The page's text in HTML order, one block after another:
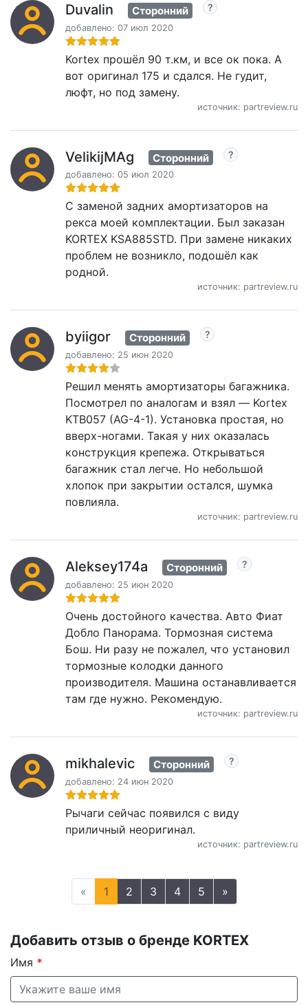
Duvalin Сторонний
добавлено: 07 июл 2020
Kortex прошёл 90 т.км, и все ок пока. А
вот оригинал 175 и сдался. Не гудит,
люфт, но под замену.
источник: partreview.ru
VelikijMAg Сторонний
добавлено: 05 июл 2020
С заменой задних амортизаторов на
рекса моей комплектации. Был заказан
KORTEX KSA885STD. При замене никаких
проблем не возникло, подошёл как
родной.
источник: partreview.ru
byiigor Сторонний
добавлено: 25 июн 2020
Решил менять амортизаторы багажника.
Посмотрел по аналогам и взял — Kortex
KTB057 (AG-4-1). Установка простая, но
вверх-ногами. Такая у них оказалась
конструкция крепежа. Открываться
багажник стал легче. Но небольшой
хлопок при закрытии остался, шумка
повлияла.
источник: partreview.ru
Aleksey174a Сторонний
добавлено: 25 июн 2020
Очень достойного качества. Авто Фиат
Добло Панорама. Тормозная система
Бош. Ни разу не пожалел, что установил
тормозные колодки данного
производителя. Машина останавливается
там где нужно. Рекомендую.
источник: partreview.ru
mikhalevic Сторонний
добавлено: 24 июн 2020
Рычаги сейчас появился с виду
приличный неоригинал.
источник: partreview.ru
« 1 2 3 4 5 »
Добавить отзыв о бренде KORTEX
Имя *